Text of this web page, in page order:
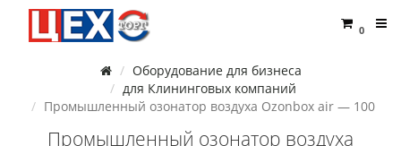
0
Оборудование для бизнеса
для Клининговых компаний
Промышленный озонатор воздуха Ozonbox air — 100
Промышленный озонатор воздуха